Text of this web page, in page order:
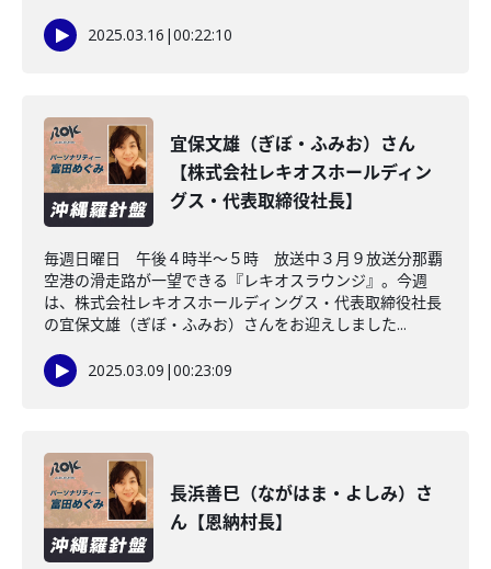
2025.03.16 |00:22:10
宜保文雄（ぎぼ・ふみお）さん
【株式会社レキオスホールディン
グス・代表取締役社長】
毎週日曜日 午後４時半～５時 放送中３月９放送分那覇
空港の滑走路が一望できる『レキオスラウンジ』。今週
は、株式会社レキオスホールディングス・代表取締役社長
の宜保文雄（ぎぼ・ふみお）さんをお迎えしました...
2025.03.09 |00:23:09
長浜善巳（ながはま・よしみ）さ
ん【恩納村長】